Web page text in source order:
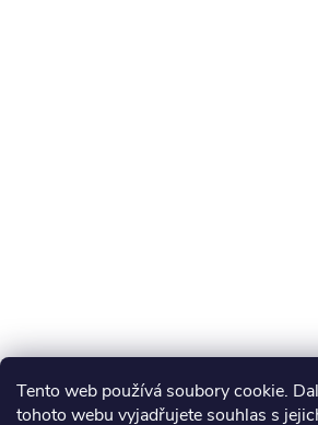
Tento web používá soubory cookie.
tohoto webu vyjadřujete souhlas s